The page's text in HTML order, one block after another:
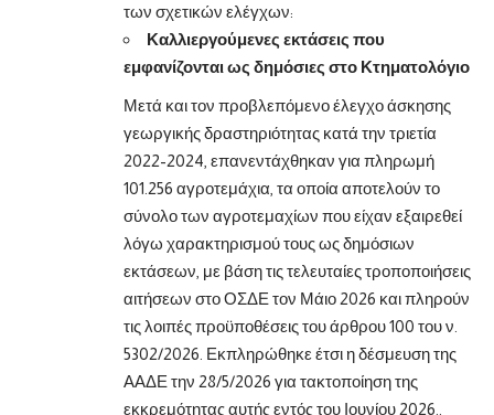
των σχετικών ελέγχων:
Καλλιεργούμενες εκτάσεις που
εμφανίζονται ως δημόσιες στο Κτηματολόγιο
Μετά και τον προβλεπόμενο έλεγχο άσκησης
γεωργικής δραστηριότητας κατά την τριετία
2022-2024, επανεντάχθηκαν για πληρωμή
101.256 αγροτεμάχια, τα οποία αποτελούν το
σύνολο των αγροτεμαχίων που είχαν εξαιρεθεί
λόγω χαρακτηρισμού τους ως δημόσιων
εκτάσεων, με βάση τις τελευταίες τροποποιήσεις
αιτήσεων στο ΟΣΔΕ τον Μάιο 2026 και πληρούν
τις λοιπές προϋποθέσεις του άρθρου 100 του ν.
5302/2026. Εκπληρώθηκε έτσι η δέσμευση της
ΑΑΔΕ την 28/5/2026 για τακτοποίηση της
εκκρεμότητας αυτής εντός του Ιουνίου 2026..